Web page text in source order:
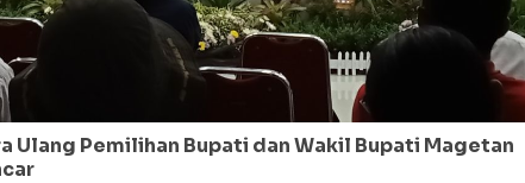
Ulang Pemilihan Bupati dan Wakil Bupati Magetan